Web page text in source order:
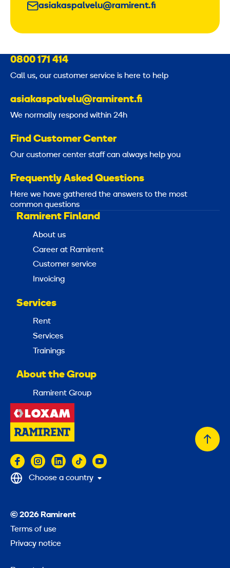
asiakaspalvelu@ramirent.fi
0800 171 414
Call us, our customer service is here to help
asiakaspalvelu@ramirent.fi
We normally respond within 24h
Find Customer Center
Our customer center staff can always help you
Frequently Asked Questions
Here we have gathered the answers to the most
common questions
Ramirent Finland
About us
Career at Ramirent
Customer service
Invoicing
Services
Rent
Services
Trainings
About the Group
Ramirent Group
Back
© 2026 Ramirent
Terms of use
Privacy notice
Choose a country